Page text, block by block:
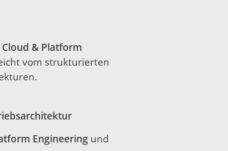
Cloud & Platform
vom strukturierten
Engineering und